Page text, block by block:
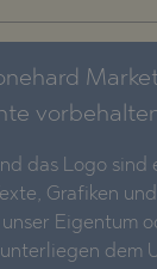
das Logo sind
Grafiken
Eigentum
dem